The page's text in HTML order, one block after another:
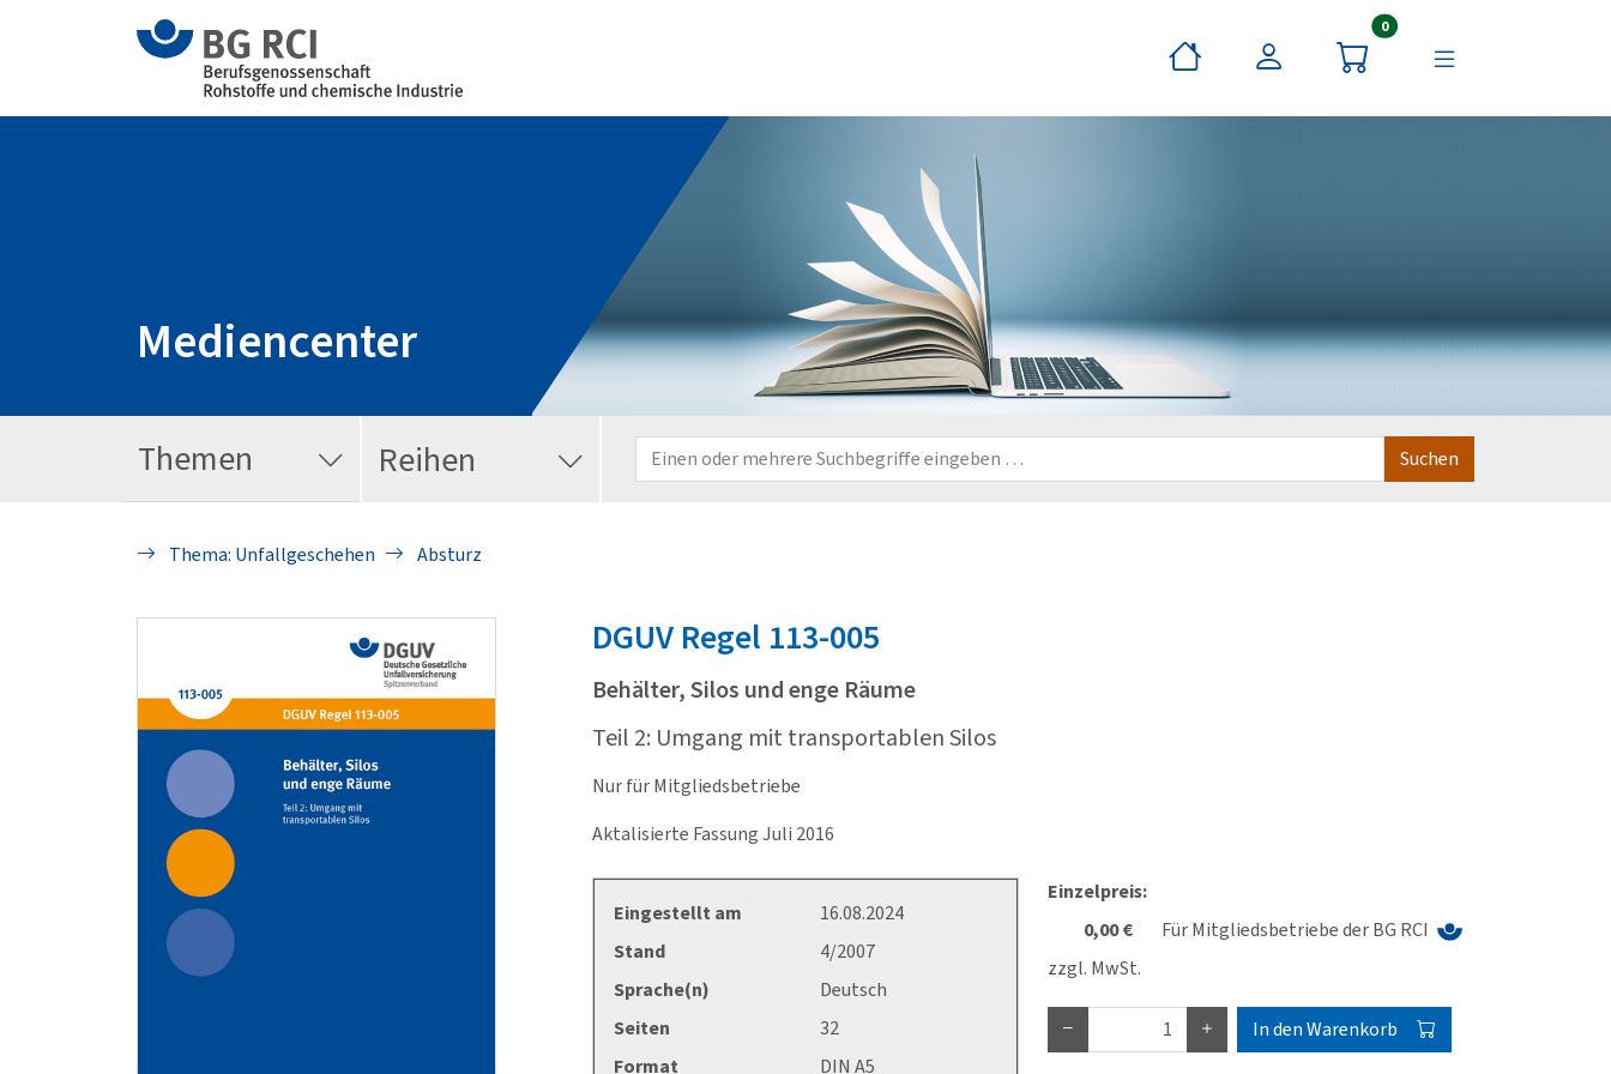
0Artikel im Warenkorb
Mediencenter
Themen Reihen
Thema: Unfallgeschehen Absturz
DGUV Regel 113-005
Behälter, Silos und enge Räume
Teil 2: Umgang mit transportablen Silos
Nur für Mitgliedsbetriebe
Aktalisierte Fassung Juli 2016
Eingestellt am
16.08.2024
Stand
4/2007
Sprache(n)
Deutsch
Seiten
32
Format
DIN A5
Einzelpreis:
0,00 €
Für Mitgliedsbetriebe der BG RCI
zzgl. MwSt.
In den Warenkorb